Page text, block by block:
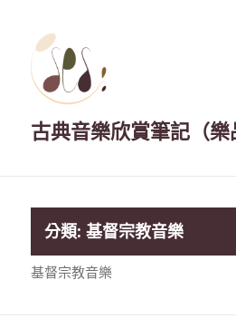
古典音樂欣賞筆記（樂
分類:基督宗教音樂
基督宗教音樂